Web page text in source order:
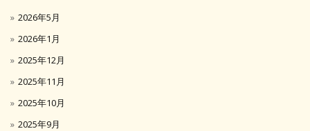
2026年5月
2026年1月
2025年12月
2025年11月
2025年10月
2025年9月